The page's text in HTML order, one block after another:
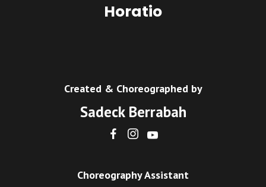
Horatio
Created & Choreographed by
Sadeck Berrabah
Choreography Assistant